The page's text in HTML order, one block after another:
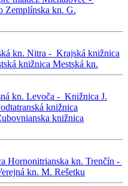
Zemplínska kn. G.
kn. Nitra - Krajská knižnica
knižnica Mestská kn.
kn. Levoča - Knižnica J.
knižnica
knižnica
Hornonitrianska kn. Trenčín -
kn. M. Rešetku